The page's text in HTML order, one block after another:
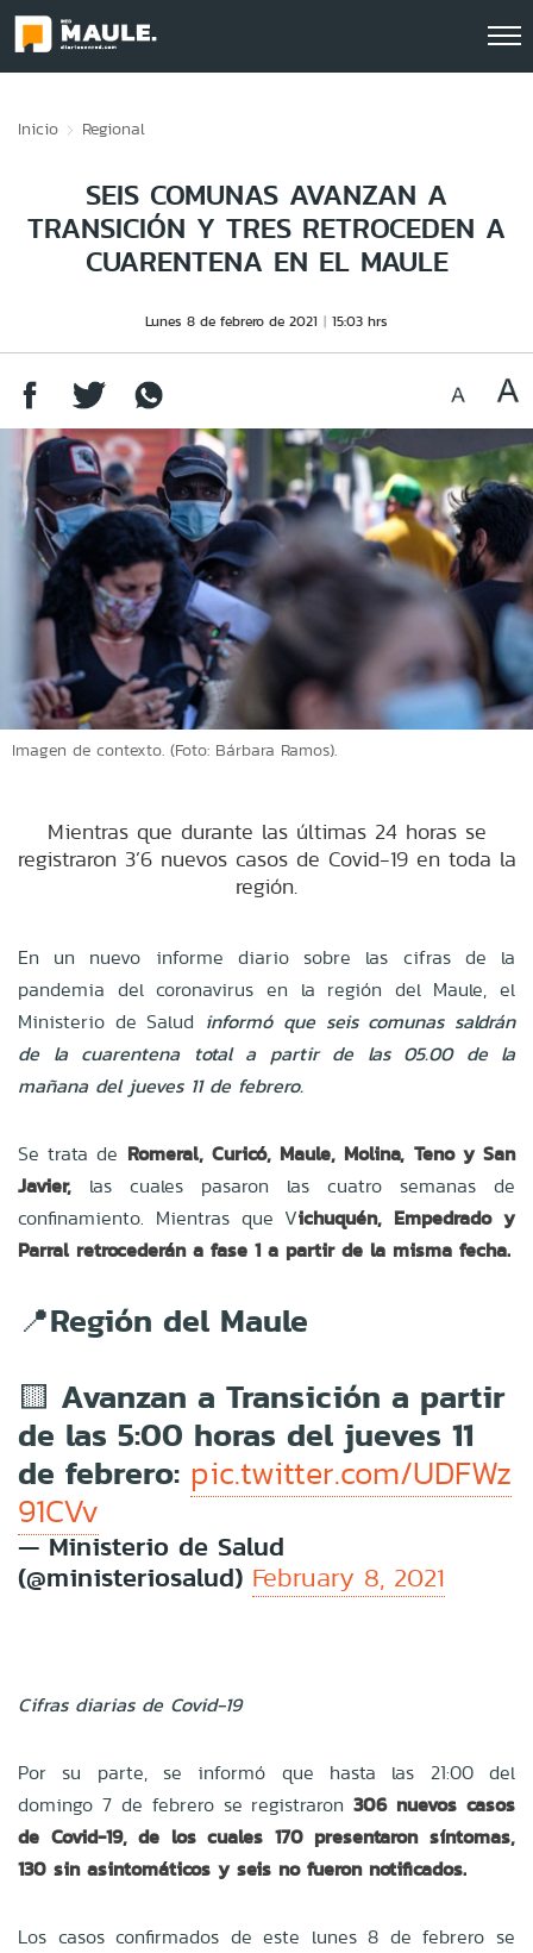
Inicio Regional
SEIS COMUNAS AVANZAN A
TRANSICIÓN Y TRES RETROCEDEN A
CUARENTENA EN EL MAULE
Lunes 8 de febrero de 2021 15:03 hrs
Imagen de contexto. (Foto: Bárbara Ramos).
Mientras que durante las últimas 24 horas se
registraron 3’6 nuevos casos de Covid-19 en toda la
región.
En un nuevo informe diario sobre las cifras de la
pandemia del coronavirus en la región del Maule, el
Ministerio de Salud informó que seis comunas saldrán
de la cuarentena total a partir de las 05.00 de la
mañana del jueves 11 de febrero.
Se trata de Romeral, Curicó, Maule, Molina, Teno y San
Javier, las cuales pasaron las cuatro semanas de
confinamiento. Mientras que Vichuquén, Empedrado y
Parral retrocederán a fase 1 a partir de la misma fecha.
📍Región del Maule
🟨 Avanzan a Transición a partir
de las 5:00 horas del jueves 11
de febrero: pic.twitter.com/UDFWz
91CVv
— Ministerio de Salud
(@ministeriosalud) February 8, 2021
Cifras diarias de Covid-19
Por su parte, se informó que hasta las 21:00 del
domingo 7 de febrero se registraron306 nuevos casos
de Covid-19, de los cuales 170 presentaron síntomas,
130 sin asintomáticos y seis no fueron notificados.
Los casos confirmados de este lunes 8 de febrero se